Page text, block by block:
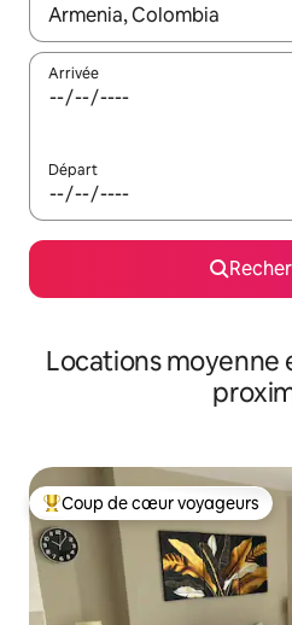
Lorsque les résultats
Arrivée
Départ
Locations moyenne
Coups de cœur voyageurs les
Coup de cœur voyageurs